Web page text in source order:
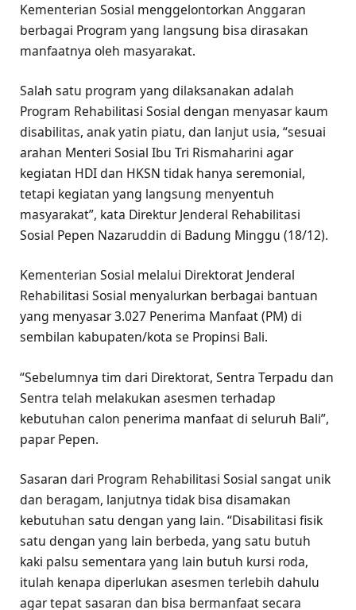
Kementerian Sosial menggelontorkan Anggaran
berbagai Program yang langsung bisa dirasakan
manfaatnya oleh masyarakat.
Salah satu program yang dilaksanakan adalah
Program Rehabilitasi Sosial dengan menyasar kaum
disabilitas, anak yatin piatu, dan lanjut usia, “sesuai
arahan Menteri Sosial Ibu Tri Rismaharini agar
kegiatan HDI dan HKSN tidak hanya seremonial,
tetapi kegiatan yang langsung menyentuh
masyarakat”, kata Direktur Jenderal Rehabilitasi
Sosial Pepen Nazaruddin di Badung Minggu (18/12).
Kementerian Sosial melalui Direktorat Jenderal
Rehabilitasi Sosial menyalurkan berbagai bantuan
yang menyasar 3.027 Penerima Manfaat (PM) di
sembilan kabupaten/kota se Propinsi Bali.
“Sebelumnya tim dari Direktorat, Sentra Terpadu dan
Sentra telah melakukan asesmen terhadap
kebutuhan calon penerima manfaat di seluruh Bali”,
papar Pepen.
Sasaran dari Program Rehabilitasi Sosial sangat unik
dan beragam, lanjutnya tidak bisa disamakan
kebutuhan satu dengan yang lain. “Disabilitasi fisik
satu dengan yang lain berbeda, yang satu butuh
kaki palsu sementara yang lain butuh kursi roda,
itulah kenapa diperlukan asesmen terlebih dahulu
agar tepat sasaran dan bisa bermanfaat secara